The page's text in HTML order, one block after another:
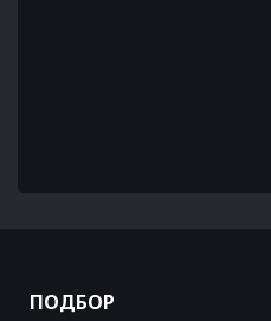
ПОДБОР